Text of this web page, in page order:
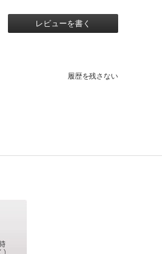
レビューを書く
履歴を残さない